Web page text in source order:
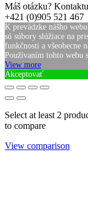
Máš otázku?
+421 (0)905 521 467
K prevádzke nášho
sú súbory slúžiace na
funkčnosti a všeobecne
Používaním tohto webu
View more
Akceptovať
Select at least 2
to compare
View comparison